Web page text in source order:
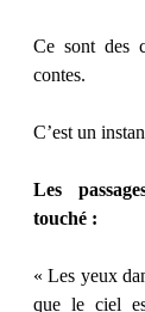
Ce sont des
contes.
C’est un
Les
touché :
« Les yeux
que le ciel